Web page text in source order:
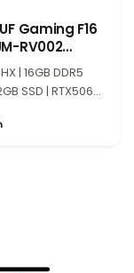
Gaming F16
RV002
M002V0
| 16GB DDR5
SSD | RTX5060